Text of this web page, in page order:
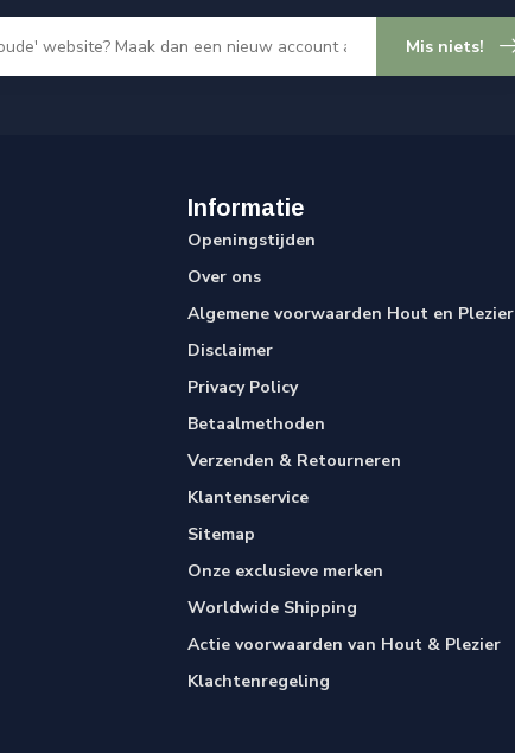
Mis niets!
Informatie
Openingstijden
Over ons
Algemene voorwaarden Hout en Plezier
Disclaimer
Privacy Policy
Betaalmethoden
Verzenden & Retourneren
Klantenservice
Sitemap
Onze exclusieve merken
Worldwide Shipping
Actie voorwaarden van Hout & Plezier
Klachtenregeling